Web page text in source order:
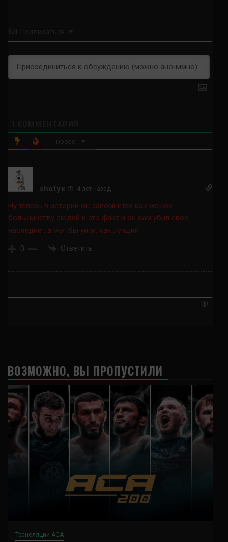
новее
shotук 4 лет назад
Ну теперь в истории он запомнится как мешок
большинству людей и это факт и он сам убил своё
наследие , а мог бы уйти, как лучший
0 Ответить
ВОЗМОЖНО, ВЫ ПРОПУСТИЛИ
Трансляции ACA